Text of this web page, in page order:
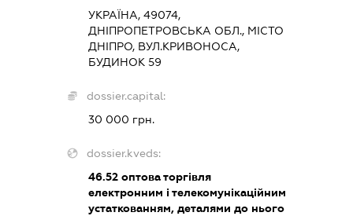
УКРАЇНА, 49074,
ДНІПРОПЕТРОВСЬКА ОБЛ., МІСТО
ДНІПРО, ВУЛ.КРИВОНОСА,
БУДИНОК 59
dossier.capital:
30 000 грн.
dossier.kveds:
46.52оптова торгівля
електронним і телекомунікаційним
устаткованням, деталями до нього